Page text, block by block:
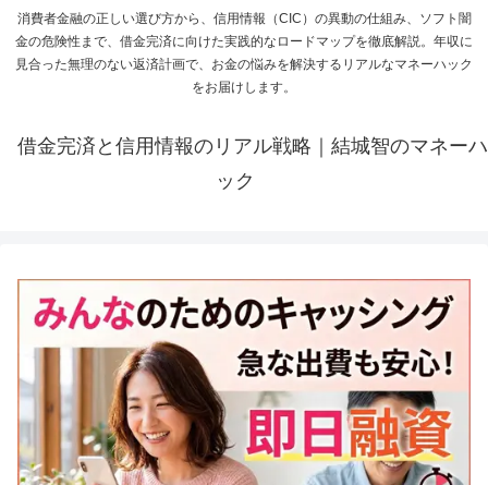
消費者金融の正しい選び方から、信用情報（CIC）の異動の仕組み、ソフト闇
金の危険性まで、借金完済に向けた実践的なロードマップを徹底解説。年収に
見合った無理のない返済計画で、お金の悩みを解決するリアルなマネーハック
をお届けします。
借金完済と信用情報のリアル戦略｜結城智のマネーハ
ック